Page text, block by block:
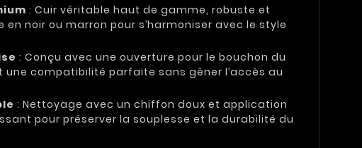
: Cuir véritable haut de gamme, robuste et
en noir ou marron pour s’harmoniser avec le style
: Conçu avec une ouverture pour le bouchon du
une compatibilité parfaite sans gêner l’accès au
: Nettoyage avec un chiffon doux et application
pour préserver la souplesse et la durabilité du